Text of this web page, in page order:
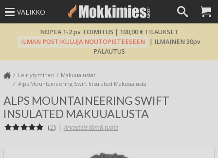
VALIKKO
NOPEA 1-2 pv TOIMITUS | 100,00 € TILAUKSET
ILMAN POSTIKULUJA NOUTOPISTEESEEN
| ILMAINEN 30pv
PALAUTUS
Leiriytyminen
Makuualustat
Alps Mountaineering Swift Insulated Makuualusta
ALPS MOUNTAINEERING SWIFT
INSULATED MAKUUALUSTA
(2) |Arvostele tämä tuote